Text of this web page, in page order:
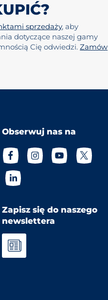
sprzedaży, aby
dotyczące naszej gamy
Cię odwiedzi.Zamów
Obserwuj nas na
Zapisz się do naszego
newslettera